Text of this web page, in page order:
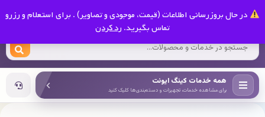
در حال بروزرسانی اطلاعات (قیمت، موجودی و تصاویر) . برای استعلام و رزرو
تماس بگیرید. رد کردن
کینگ ایونت
همه خدمات کینگ ایونت
برای مشاهده خدمات، تجهیزات و دسته‌بندی‌ها کلیک کنید